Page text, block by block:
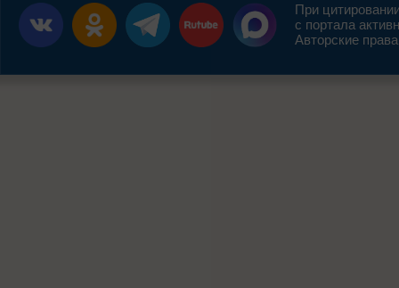
При
с портала
Авторские